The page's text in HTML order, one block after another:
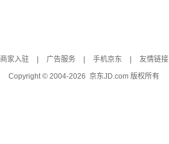
商家入驻 广告服务 手机京东 友情链接
Copyright © 2004-2026 京东JD.com 版权所有